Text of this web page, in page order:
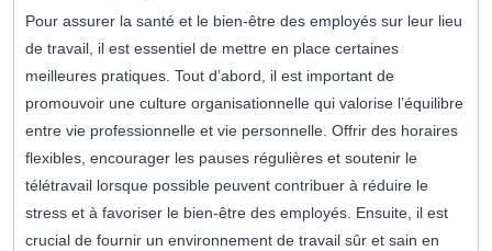
Pour assurer la santé et le bien-être des employés sur leur lieu
de travail, il est essentiel de mettre en place certaines
meilleures pratiques. Tout d’abord, il est important de
promouvoir une culture organisationnelle qui valorise l’équilibre
entre vie professionnelle et vie personnelle. Offrir des horaires
flexibles, encourager les pauses régulières et soutenir le
télétravail lorsque possible peuvent contribuer à réduire le
stress et à favoriser le bien-être des employés. Ensuite, il est
crucial de fournir un environnement de travail sûr et sain en